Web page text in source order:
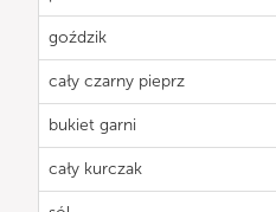
goździk
cały czarny pieprz
bukiet garni
cały kurczak